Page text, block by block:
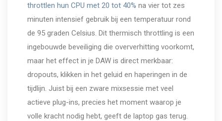
throttlen hun CPU met 20 tot 40% na vier tot zes
minuten intensief gebruik bij een temperatuur rond
de 95 graden Celsius. Dit thermisch throttling is een
ingebouwde beveiliging die oververhitting voorkomt,
maar het effect in je DAW is direct merkbaar:
dropouts, klikken in het geluid en haperingen in de
tijdlijn. Juist bij een zware mixsessie met veel
actieve plug-ins, precies het moment waarop je
volle kracht nodig hebt, geeft de laptop gas terug.